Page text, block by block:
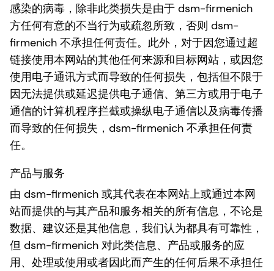
感染的病毒，除非此类损失是由于 dsm-firmenich
方任何有意的不当行为或疏忽所致，否则 dsm-
firmenich 不承担任何责任。此外，对于因您通过超
链接使用本网站的其他任何来源和目标网站，或因您
使用电子通讯方式而导致的任何损失，包括但不限于
因无法提供或延迟提供电子通信、第三方或用于电子
通信的计算机程序拦截或操纵电子通信以及病毒传播
而导致的任何损失，dsm-firmenich 不承担任何责
任。
产品与服务
由 dsm-firmenich 或其代表在本网站上或通过本网
站而提供的与其产品和服务相关的所有信息，不论是
数据、建议还是其他信息，我们认为都具有可靠性，
但 dsm-firmenich 对此类信息、产品或服务的应
用、处理或使用或者因此而产生的任何后果不承担任